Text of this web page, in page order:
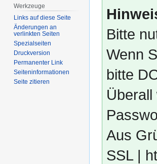
Bitte
Wenn
bitte
Aus
SSL |
Werkzeuge
Links auf diese Seite
Änderungen an
verlinkten Seiten
Spezialseiten
Druckversion
Permanenter Link
Seiten­­informationen
Seite zitieren